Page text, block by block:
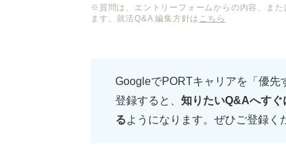
今から対策するとして、現職で
転職のWebテストでは、企業に
にどれくらいを目指せばよいの
ども含めてアドバイスいただけま
※質問は、エントリーフォームからの内容、ま
ます。就活Q&A 編集方針は こちら
GoogleでPORTキャリアを「優先
登録すると、 知りたいQ&Aへすぐ
るようになります。ぜひご登録く